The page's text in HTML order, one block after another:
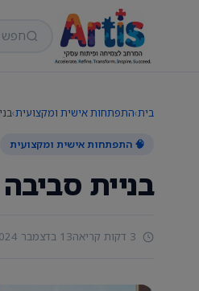
בית›התפתחות אישית ומקצועית›
🧠 התפתחות אישית ומקצועית
בניית
13 בדצמבר 2024